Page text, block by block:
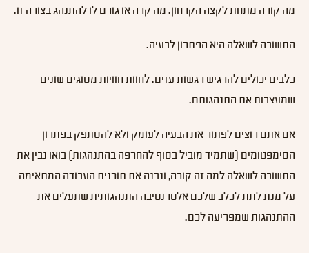
מה קורה מתחת לקצה הקרחון. מה קרה או גורם לו להתנהג בצורה זו.
התשובה לשאלה היא הפתרון לבעיה.
כלבים יכולים להרגיש רגשות עזים. לחוות חוויות מסוגים שונים
שמעצבות את התנהגותם.
אם אתם רוצים לפתור את הבעיה לעומק ולא להסתפק בפתרון
הסימפטומים (שתמיד מוביל בסוף להחרפה בהתנהגות) בואו נבין את
התשובה לשאלה למה זה קורה, ונבנה את תוכנית העבודה המתאימה
על מנת לתת לכלב שלכם אלטרנטיבה התנהגותית שתעלים את
ההתנהגות שמפריעה לכם.